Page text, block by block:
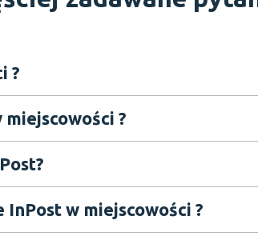
?
?
w miejscowości ?